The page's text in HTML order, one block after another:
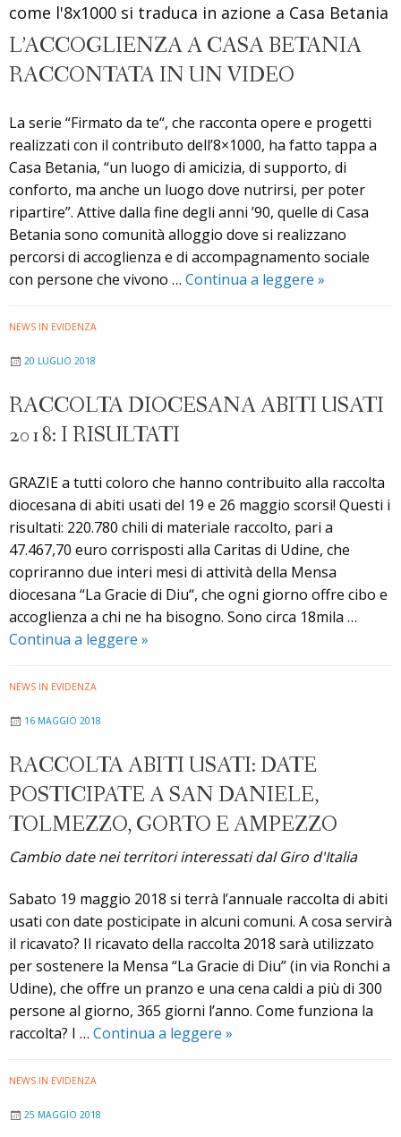
scoperta
come l'8x1000 si traduca in azione a Casa Betania
L’ACCOGLIENZA A CASA BETANIA
RACCONTATA IN UN VIDEO
La serie “Firmato da te“, che racconta opere e progetti
realizzati con il contributo dell’8×1000, ha fatto tappa a
Casa Betania, “un luogo di amicizia, di supporto, di
conforto, ma anche un luogo dove nutrirsi, per poter
ripartire”. Attive dalla fine degli anni ’90, quelle di Casa
Betania sono comunità alloggio dove si realizzano
percorsi di accoglienza e di accompagnamento sociale
con persone che vivono … Continua a leggere
un
»
NEWS IN EVIDENZA
20 LUGLIO 2018
RACCOLTA DIOCESANA ABITI USATI
2018: I RISULTATI
GRAZIE a tutti coloro che hanno contribuito alla raccolta
diocesana di abiti usati del 19 e 26 maggio scorsi! Questi i
risultati: 220.780 chili di materiale raccolto, pari a
47.467,70 euro corrisposti alla Caritas di Udine, che
copriranno due interi mesi di attività della Mensa
diocesana “La Gracie di Diu“, che ogni giorno offre cibo e
accoglienza a chi ne ha bisogno. Sono circa 18mila …
Continua a leggere Raccolta
risultati
»
NEWS IN EVIDENZA
16 MAGGIO 2018
RACCOLTA ABITI USATI: DATE
POSTICIPATE A SAN DANIELE,
TOLMEZZO, GORTO E AMPEZZO
Cambio date nei territori interessati dal Giro d'Italia
Sabato 19 maggio 2018 si terrà l’annuale raccolta di abiti
usati con date posticipate in alcuni comuni. A cosa servirà
il ricavato? Il ricavato della raccolta 2018 sarà utilizzato
per sostenere la Mensa “La Gracie di Diu” (in via Ronchi a
Udine), che offre un pranzo e una cena caldi a più di 300
persone al giorno, 365 giorni l’anno. Come funziona la
raccolta? I … Continua a leggere Raccolta
»
NEWS IN EVIDENZA
25 MAGGIO 2018